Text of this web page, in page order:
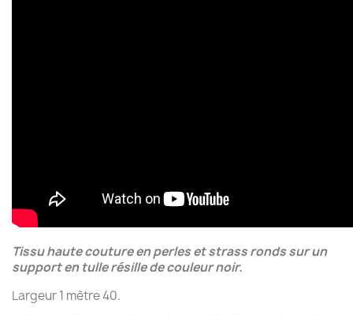
Tissu haute couture en perles et strass ronds sur un
support en tulle résille de couleur noir.
Largeur 1 mètre 40.